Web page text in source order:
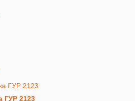
ГУР 2123